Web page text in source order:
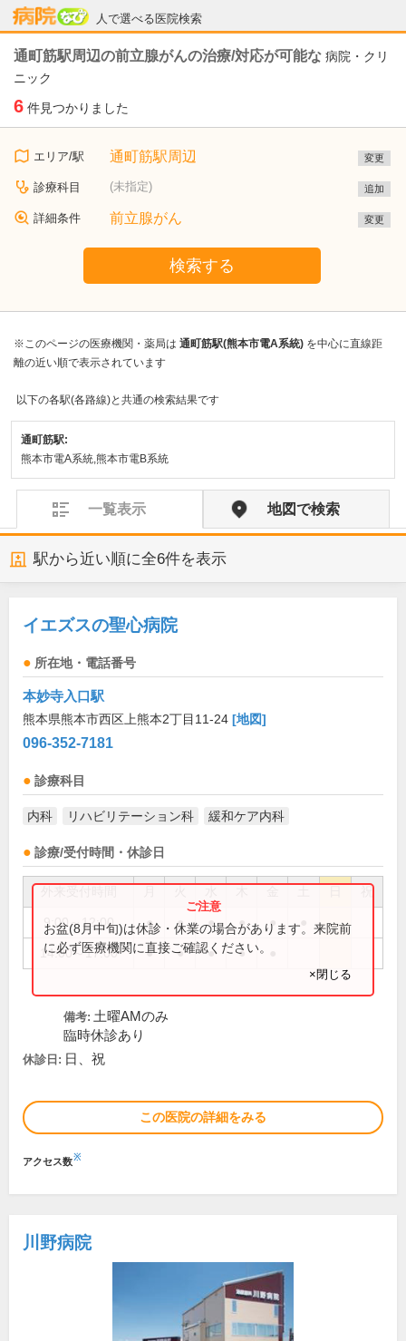
人で選べる医院検索
病院なび
通町筋駅周辺の前立腺がんの治療/対応が可能な 病院・クリ
ニック
6 件見つかりました
エリア/駅 通町筋駅周辺 変更
診療科目 (未指定) 追加
詳細条件 前立腺がん 変更
検索する
※このページの医療機関・薬局は 通町筋駅(熊本市電A系統) を中心に直線距
離の近い順で表示されています
以下の各駅(各路線)と共通の検索結果です
通町筋駅:
熊本市電A系統,熊本市電B系統
一覧表示 地図で検索
駅から近い順に全6件を表示
イエズスの聖心病院
所在地・電話番号
本妙寺入口駅
熊本県熊本市西区上熊本2丁目11-24 [地図]
096-352-7181
診療科目
内科 リハビリテーション科 緩和ケア内科
診療/受付時間・休診日
祝
9:00～12:00 ● ● ● ● ●
14:00～17:00 ● ● ● ●
お盆(8月中旬)は休診・休業の場合があります。来院前
に必ず医療機関に直接ご確認ください。
×閉じる
備考: 土曜AMのみ
臨時休診あり
休診日: 日、祝
この医院の詳細をみる
アクセス数※
川野病院